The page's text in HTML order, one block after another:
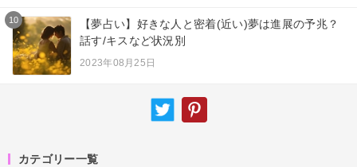
10
【夢占い】好きな人と密着(近い)夢は進展の予兆？
話す/キスなど状況別
2023年08月25日
カテゴリー一覧